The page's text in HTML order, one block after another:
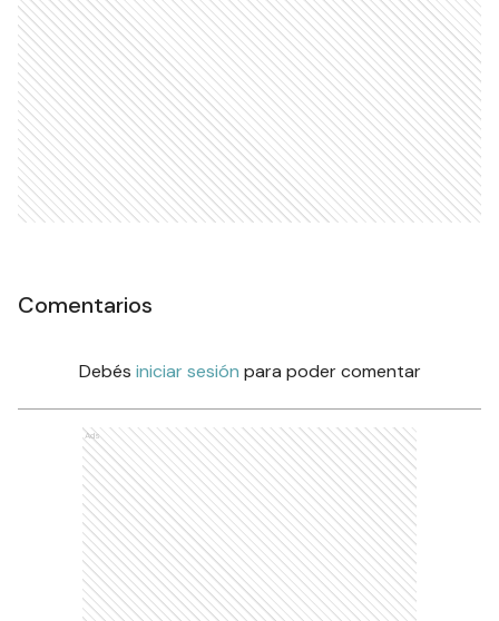
Comentarios
Debés iniciar sesión para poder comentar
Ads